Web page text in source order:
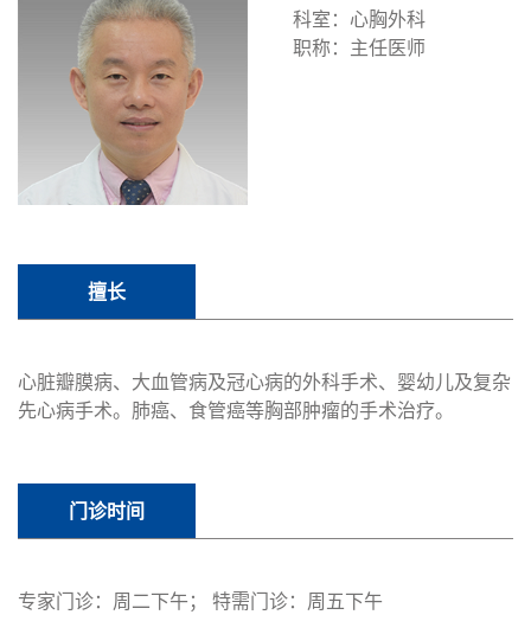
科室：心胸外科
职称：主任医师
擅长
心脏瓣膜病、大血管病及冠心病的外科手术、婴幼儿及复杂
先心病手术。肺癌、食管癌等胸部肿瘤的手术治疗。
门诊时间
专家门诊：周二下午； 特需门诊：周五下午